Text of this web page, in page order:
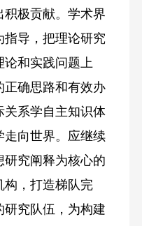
积极贡献。学术界
指导，把理论研究
论和实践问题上
正确思路和有效办
关系学自主知识体
走向世界。应继续
究阐释为核心的
构，打造梯队完
究队伍，为构建